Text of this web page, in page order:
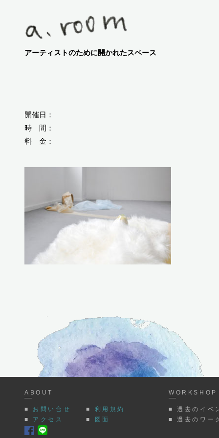
アーティストのために開かれたスペース
開催日：
時 間：
料 金：
ABOUT
■ お問い合せ ■ 利用規約
■ アクセス ■ 図面
■ 過去のイベ
■ 過去のワー